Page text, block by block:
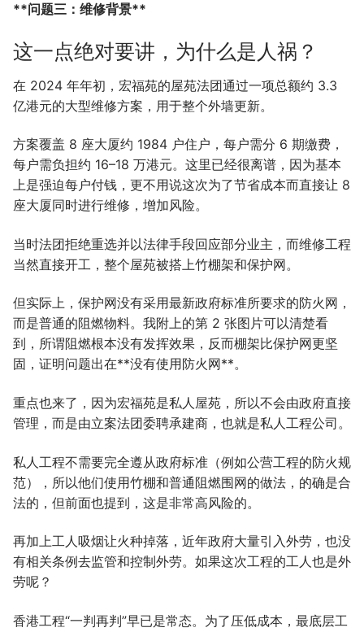
**问题三：维修背景**
这一点绝对要讲，为什么是人祸？
在 2024 年年初，宏福苑的屋苑法团通过一项总额约 3.3
亿港元的大型维修方案，用于整个外墙更新。
方案覆盖 8 座大厦约 1984 户住户，每户需分 6 期缴费，
每户需负担约 16–18 万港元。这里已经很离谱，因为基本
上是强迫每户付钱，更不用说这次为了节省成本而直接让 8
座大厦同时进行维修，增加风险。
当时法团拒绝重选并以法律手段回应部分业主，而维修工程
当然直接开工，整个屋苑被搭上竹棚架和保护网。
但实际上，保护网没有采用最新政府标准所要求的防火网，
而是普通的阻燃物料。我附上的第 2 张图片可以清楚看
到，所谓阻燃根本没有发挥效果，反而棚架比保护网更坚
固，证明问题出在**没有使用防火网**。
重点也来了，因为宏福苑是私人屋苑，所以不会由政府直接
管理，而是由立案法团委聘承建商，也就是私人工程公司。
私人工程不需要完全遵从政府标准（例如公营工程的防火规
范），所以他们使用竹棚和普通阻燃围网的做法，的确是合
法的，但前面也提到，这是非常高风险的。
再加上工人吸烟让火种掉落，近年政府大量引入外劳，也没
有相关条例去监管和控制外劳。如果这次工程的工人也是外
劳呢？
香港工程“一判再判”早已是常态。为了压低成本，最底层工